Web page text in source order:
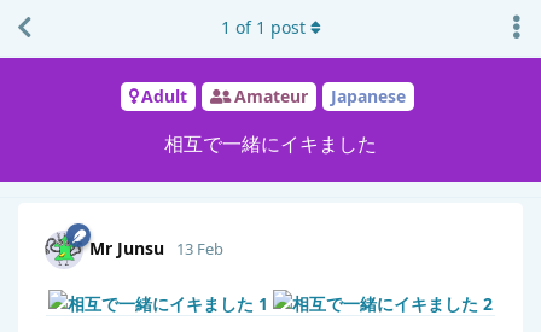
Adult Amateur Japanese
相互で一緒にイキました
1 of 1 post
Mr Junsu 13 Feb